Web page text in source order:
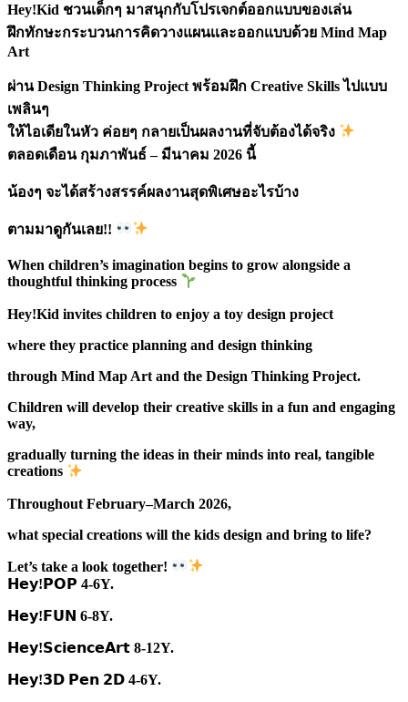
Hey!Kid ชวนเด็กๆ มาสนุกกับโปรเจกต์ออกแบบของเล่น
ฝึกทักษะกระบวนการคิดวางแผนเเละออกเเบบด้วย Mind Map
Art
ผ่าน Design Thinking Project พร้อมฝึก Creative Skills ไปแบบ
เพลินๆ
ให้ไอเดียในหัว ค่อยๆ กลายเป็นผลงานที่จับต้องได้จริง
ตลอดเดือน กุมภาพันธ์ – มีนาคม 2026 นี้
น้องๆ จะได้สร้างสรรค์ผลงานสุดพิเศษอะไรบ้าง
ตามมาดูกันเลย!!
When children’s imagination begins to grow alongside a
thoughtful thinking process
Hey!Kid invites children to enjoy a toy design project
where they practice planning and design thinking
through Mind Map Art and the Design Thinking Project.
Children will develop their creative skills in a fun and engaging
way,
gradually turning the ideas in their minds into real, tangible
creations
Throughout February–March 2026,
what special creations will the kids design and bring to life?
Let’s take a look together!
𝗛𝗲𝘆!𝗣𝗢𝗣 4-6Y.
𝗛𝗲𝘆!𝗙𝗨𝗡 6-8Y.
𝗛𝗲𝘆!𝗦𝗰𝗶𝗲𝗻𝗰𝗲𝗔𝗿𝘁 8-12Y.
𝗛𝗲𝘆!𝟯𝗗 𝗣𝗲𝗻 𝟮𝗗 4-6Y.